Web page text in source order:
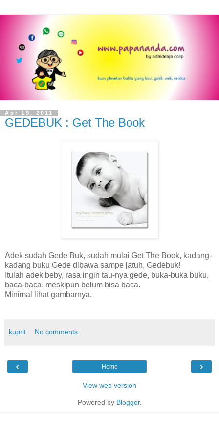
Apr 19, 2011
GEDEBUK : Get The Book
Adek sudah Gede Buk, sudah mulai Get The Book, kadang-
kadang buku Gede dibawa sampe jatuh, Gedebuk!
Itulah adek beby, rasa ingin tau-nya gede, buka-buka buku,
baca-baca, meskipun belum bisa baca.
Minimal lihat gambarnya.
kuprit No comments:
‹ ›
Home
View web version
Powered by Blogger.